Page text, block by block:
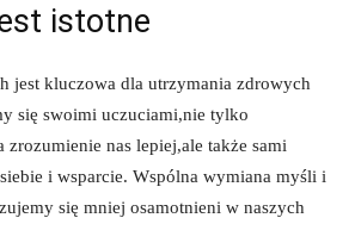
istotne
jest kluczowa dla utrzymania zdrowych
się swoimi uczuciami,nie tylko
nas lepiej,ale także sami
i wsparcie. Wspólna wymiana myśli i
się mniej osamotnieni w naszych